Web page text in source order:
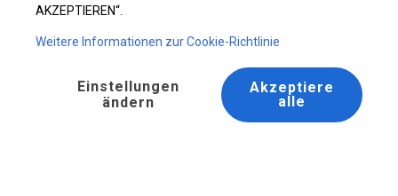
AKZEPTIEREN“.
Weitere Informationen zur Cookie-Richtlinie
Einstellungen
ändern
Akzeptiere
alle